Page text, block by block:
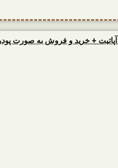
+ خرید و فروش به صورت پودر